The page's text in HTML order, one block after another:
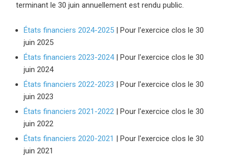
terminant le 30 juin annuellement est rendu public.
États financiers 2024-2025 (ce lien ouvre dans une nouvelle
| Pour l'exercice clos le 30
juin 2025
États financiers 2023-2024(ce lien ouvre dans une nouvelle
| Pour l'exercice clos le 30
juin 2024
États financiers 2022-2023 (ce lien ouvre dans une nouvelle
| Pour l'exercice clos le 30
juin 2023
États financiers 2021-2022 (ce lien ouvre dans une nouvelle
| Pour l'exercice clos le 30
juin 2022
États financiers 2020-2021 (ce lien ouvre dans une nouvelle
| Pour l'exercice clos le 30
juin 2021